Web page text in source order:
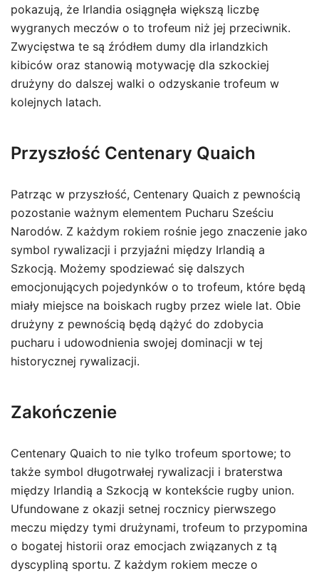
pokazują, że Irlandia osiągnęła większą liczbę
wygranych meczów o to trofeum niż jej przeciwnik.
Zwycięstwa te są źródłem dumy dla irlandzkich
kibiców oraz stanowią motywację dla szkockiej
drużyny do dalszej walki o odzyskanie trofeum w
kolejnych latach.
Przyszłość Centenary Quaich
Patrząc w przyszłość, Centenary Quaich z pewnością
pozostanie ważnym elementem Pucharu Sześciu
Narodów. Z każdym rokiem rośnie jego znaczenie jako
symbol rywalizacji i przyjaźni między Irlandią a
Szkocją. Możemy spodziewać się dalszych
emocjonujących pojedynków o to trofeum, które będą
miały miejsce na boiskach rugby przez wiele lat. Obie
drużyny z pewnością będą dążyć do zdobycia
pucharu i udowodnienia swojej dominacji w tej
historycznej rywalizacji.
Zakończenie
Centenary Quaich to nie tylko trofeum sportowe; to
także symbol długotrwałej rywalizacji i braterstwa
między Irlandią a Szkocją w kontekście rugby union.
Ufundowane z okazji setnej rocznicy pierwszego
meczu między tymi drużynami, trofeum to przypomina
o bogatej historii oraz emocjach związanych z tą
dyscypliną sportu. Z każdym rokiem mecze o